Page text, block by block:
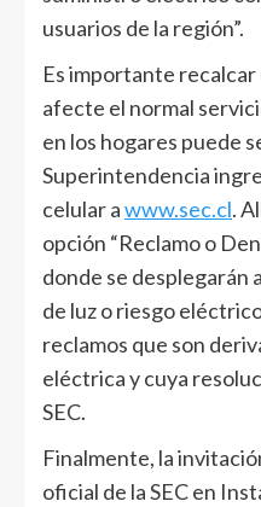
usuarios de la región”.
Es importante
afecte el normal
en los hogares puede
Superintendencia
celular awww.sec.cl.
opción “Reclamo o
donde se desplegarán
de luz o riesgo
reclamos que son
eléctrica y cuya
SEC.
Finalmente, la
oficial de la SEC en